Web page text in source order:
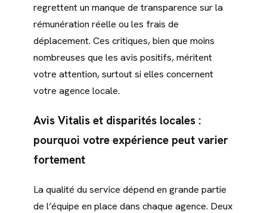
regrettent un manque de transparence sur la
rémunération réelle ou les frais de
déplacement. Ces critiques, bien que moins
nombreuses que les avis positifs, méritent
votre attention, surtout si elles concernent
votre agence locale.
Avis Vitalis et disparités locales :
pourquoi votre expérience peut varier
fortement
La qualité du service dépend en grande partie
de l’équipe en place dans chaque agence. Deux